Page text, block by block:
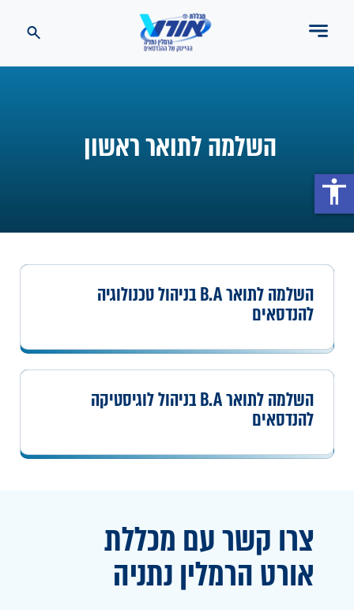
השלמה לתואר ראשון
השלמה לתואר B.A בניהול טכנולוגיה
להנדסאים
השלמה לתואר B.A בניהול לוגיסטיקה
להנדסאים
צרו קשר עם מכללת
אורטהרמלין נתניה
accessibility